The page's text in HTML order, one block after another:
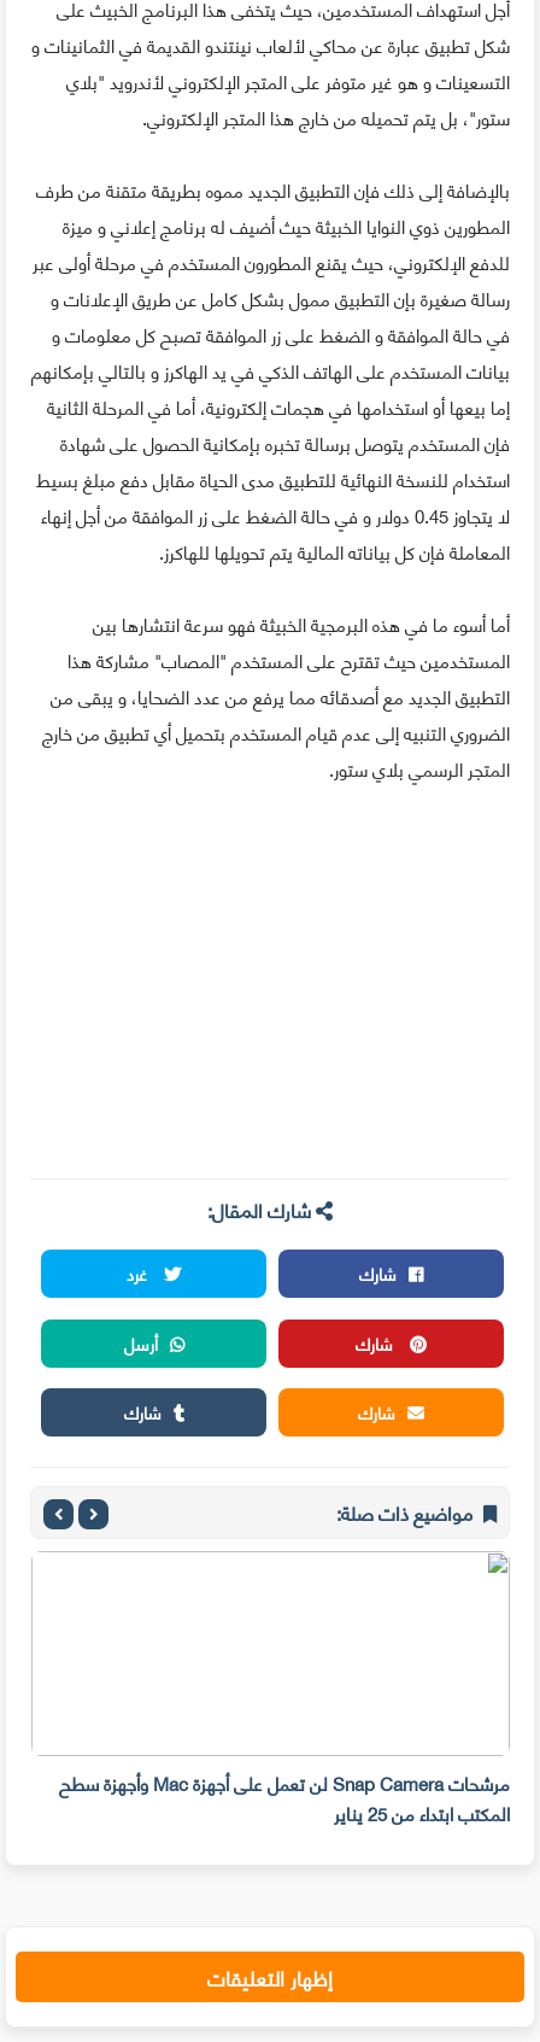
أجل استهداف المستخدمين، حيث يتخفى هذا البرنامج الخبيث على
شكل تطبيق عبارة عن محاكي لألعاب نينتندو القديمة في الثمانينات و
التسعينات و هو غير متوفر على المتجر الإلكتروني لأندرويد "بلاي
ستور"، بل يتم تحميله من خارج هذا المتجر الإلكتروني.
بالإضافة إلى ذلك فإن التطبيق الجديد مموه بطريقة متقنة من طرف
المطورين ذوي النوايا الخبيثة حيث أضيف له برنامج إعلاني و ميزة
للدفع الإلكتروني، حيث يقنع المطورون المستخدم في مرحلة أولى عبر
رسالة صغيرة بإن التطبيق ممول بشكل كامل عن طريق الإعلانات و
في حالة الموافقة و الضغط على زر الموافقة تصبح كل معلومات و
بيانات المستخدم على الهاتف الذكي في يد الهاكرز و بالتالي بإمكانهم
إما بيعها أو استخدامها في هجمات إلكترونية، أما في المرحلة الثانية
فإن المستخدم يتوصل برسالة تخبره بإمكانية الحصول على شهادة
استخدام للنسخة النهائية للتطبيق مدى الحياة مقابل دفع مبلغ بسيط
لا يتجاوز 0.45 دولار و في حالة الضغط على زر الموافقة من أجل إنهاء
المعاملة فإن كل بياناته المالية يتم تحويلها للهاكرز.
أما أسوء ما في هذه البرمجية الخبيثة فهو سرعة انتشارها بين
المستخدمين حيث تقترح على المستخدم "المصاب" مشاركة هذا
التطبيق الجديد مع أصدقائه مما يرفع من عدد الضحايا، و يبقى من
الضروري التنبيه إلى عدم قيام المستخدم بتحميل أي تطبيق من خارج
المتجر الرسمي بلاي ستور.
شارك المقال:
شارك
غرد
شارك
أرسل
شارك
شارك
مواضيع ذات صلة:
مرشحات Snap Camera لن تعمل على أجهزة Mac وأجهزة سطح
المكتب ابتداء من 25 يناير
إظهار التعليقات